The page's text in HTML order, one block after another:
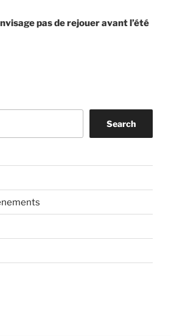
pas de rejouer avant l’été
Search